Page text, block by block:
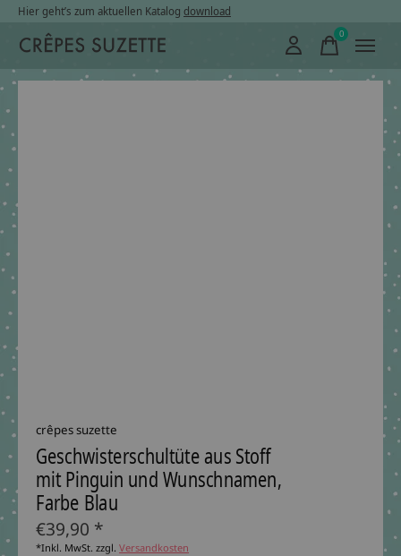
Hier geht’s zum aktuellen Katalog download
0items
crêpes suzette
Geschwisterschultüte aus Stoff
mit Pinguin und Wunschnamen,
Farbe Blau
€39,90 *
*Inkl. MwSt. zzgl. Versandkosten